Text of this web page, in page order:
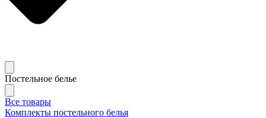
Постельное белье
Все товары
Комплекты постельного белья